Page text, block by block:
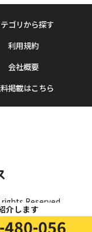
ゴリから探す
利用規約
会社概要
掲載はこちら
Reserved.
介します
056